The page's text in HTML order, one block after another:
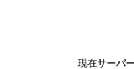
現在サーバ